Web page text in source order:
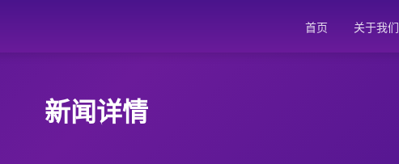
首页 关于我们
新闻详情